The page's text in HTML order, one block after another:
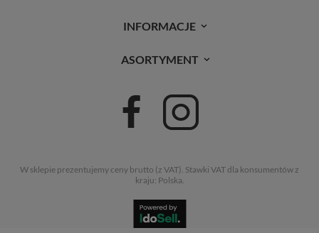
INFORMACJE
ASORTYMENT
W sklepie prezentujemy ceny brutto (z VAT). Stawki VAT dla konsumentów z
kraju: Polska